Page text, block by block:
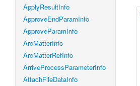
ApplyResultInfo
ApproveEndParamInfo
ApproveParamInfo
ArcMatterInfo
ArcMatterRefInfo
ArriveProcessParameterInfo
AttachFileDataInfo